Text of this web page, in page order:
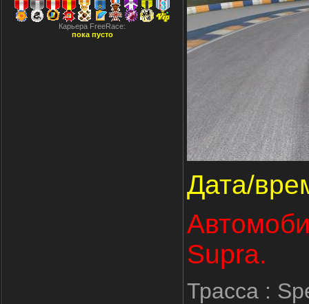
Карьера FreeRace:
пока пусто
Дата/
Supra.
Трасса :